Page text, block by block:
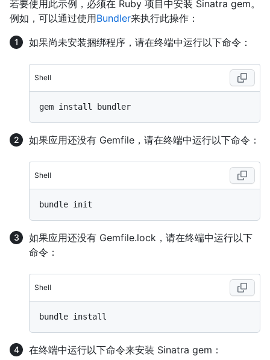
若要使用此示例，必须在 Ruby 项目中安装 Sinatra gem。
例如，可以通过使用Bundler来执行此操作：
如果尚未安装捆绑程序，请在终端中运行以下命令：
Shell
如果应用还没有 Gemfile，请在终端中运行以下命令：
Shell
如果应用还没有 Gemfile.lock，请在终端中运行以下
命令：
Shell
在终端中运行以下命令来安装 Sinatra gem：